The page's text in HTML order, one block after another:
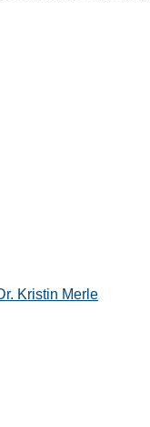
Kristin Merle